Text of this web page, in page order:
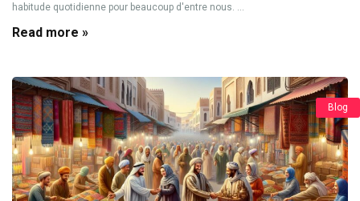
habitude quotidienne pour beaucoup d'entre nous. ...
Read more »
Blog